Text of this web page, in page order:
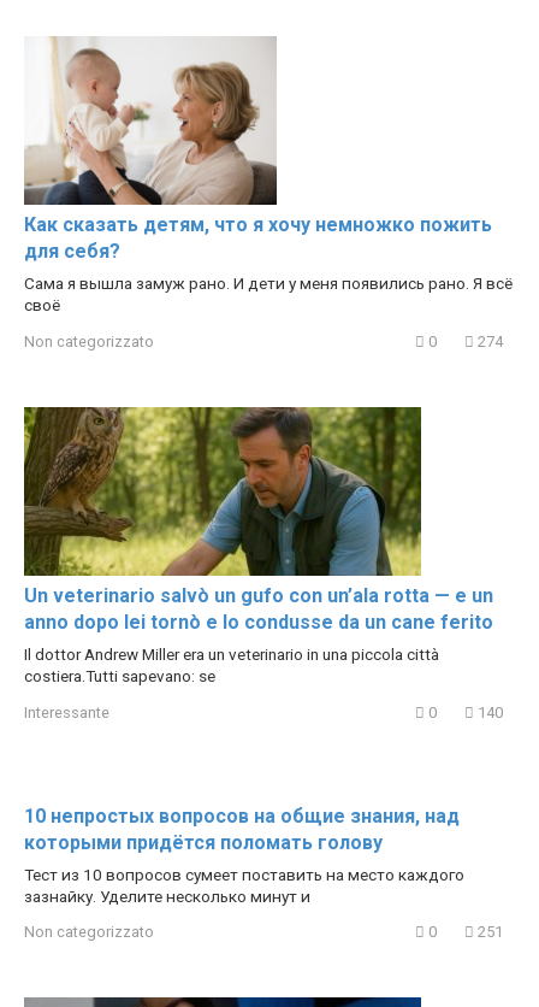
Как сказать детям, что я хочу немножко пожить
для себя?
Сама я вышла замуж рано. И дети у меня появились рано. Я всё
своё
Non categorizzato 0 274
Un veterinario salvò un gufo con un’ala rotta — e un
anno dopo lei tornò e lo condusse da un cane ferito
Il dottor Andrew Miller era un veterinario in una piccola città
costiera.Tutti sapevano: se
Interessante 0 140
10 непростых вопросов на общие знания, над
которыми придётся поломать голову
Тест из 10 вопросов сумеет поставить на место каждого
зазнайку. Уделите несколько минут и
Non categorizzato 0 251